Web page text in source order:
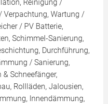
Reinigung /
Verpachtung, Wartung /
/ PV Batterie,
Schimmel-Sanierung,
Durchführung,
/ Sanierung,
Schneefänger,
Rollläden, Jalousien,
Innendämmung,